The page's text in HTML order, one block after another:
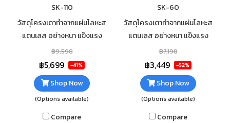
SK-110
วัสดุโครงเตาทำจากแผ่นโลหะส
แตนเลส อย่างหนา แข็งแรง
ทนทาน หัวเตาอินฟราเรดด้านข้าง
แบบรังผึ้ง 4 หัว +พัดลมกระจาย
ความร้อน 12V จำนวน 2 ตัว
฿9,598
฿5,699 -41%
Shop Now
(Options available)
Compare
SK-60
วัสดุโครงเตาทำจากแผ่นโลหะส
แตนเลส อย่างหนา แข็งแรง
ทนทาน หัวเตาอินฟราเรดด้านข้าง
แบบรังผึ้ง 2 หัว +พัดลมกระจาย
ความร้อน 12V จำนวน 1 ตัว
฿7,198
฿3,449 -52%
Shop Now
(Options available)
Compare